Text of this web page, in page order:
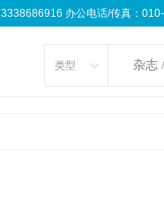
办公电话/传真：
类型